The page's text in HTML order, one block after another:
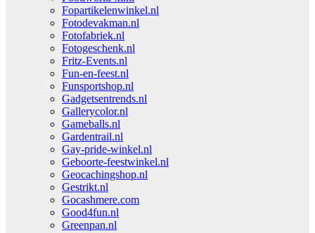
Fopartikelenwinkel.nl
Fotodevakman.nl
Fotofabriek.nl
Fotogeschenk.nl
Fritz-Events.nl
Fun-en-feest.nl
Funsportshop.nl
Gadgetsentrends.nl
Gallerycolor.nl
Gameballs.nl
Gardentrail.nl
Gay-pride-winkel.nl
Geboorte-feestwinkel.nl
Geocachingshop.nl
Gestrikt.nl
Gocashmere.com
Good4fun.nl
Greenpan.nl